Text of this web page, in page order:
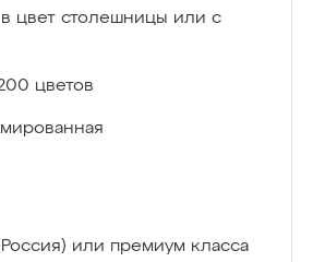
цвет столешницы или с
цветов
или премиум класса